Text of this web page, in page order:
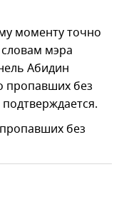
моменту точно
мэра
Абидин
пропавших без
без